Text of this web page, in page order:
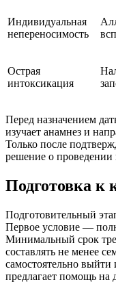
Индивидуальная
непереносимость
Острая
интоксикация
Перед назначением
изучает анамнез и
Только после
решение о проведении
Подготовка к
Подготовительный
Первое условие —
Минимальный срок
составлять не менее
самостоятельно
предлагает помощь на